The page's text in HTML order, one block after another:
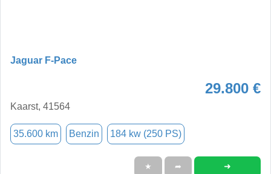
Jaguar F-Pace
29.800 €
Kaarst, 41564
35.600 km Benzin 184 kw (250 PS)
★ ➦ ➜